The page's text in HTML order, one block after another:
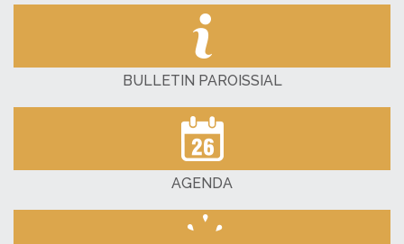
BULLETIN PAROISSIAL
AGENDA